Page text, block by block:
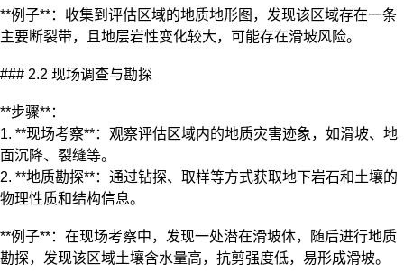
**例子**：收集到评估区域的地质地形图，发现该区域存在一条
主要断裂带，且地层岩性变化较大，可能存在滑坡风险。
### 2.2 现场调查与勘探
**步骤**：
1. **现场考察**：观察评估区域内的地质灾害迹象，如滑坡、地
面沉降、裂缝等。
2. **地质勘探**：通过钻探、取样等方式获取地下岩石和土壤的
物理性质和结构信息。
**例子**：在现场考察中，发现一处潜在滑坡体，随后进行地质
勘探，发现该区域土壤含水量高，抗剪强度低，易形成滑坡。